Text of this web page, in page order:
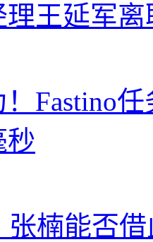
王延军
Fastino
秒
楠能否